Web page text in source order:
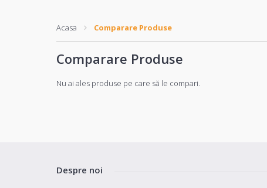
Acasa Comparare Produse
Comparare Produse
Nu ai ales produse pe care să le compari.
Despre noi